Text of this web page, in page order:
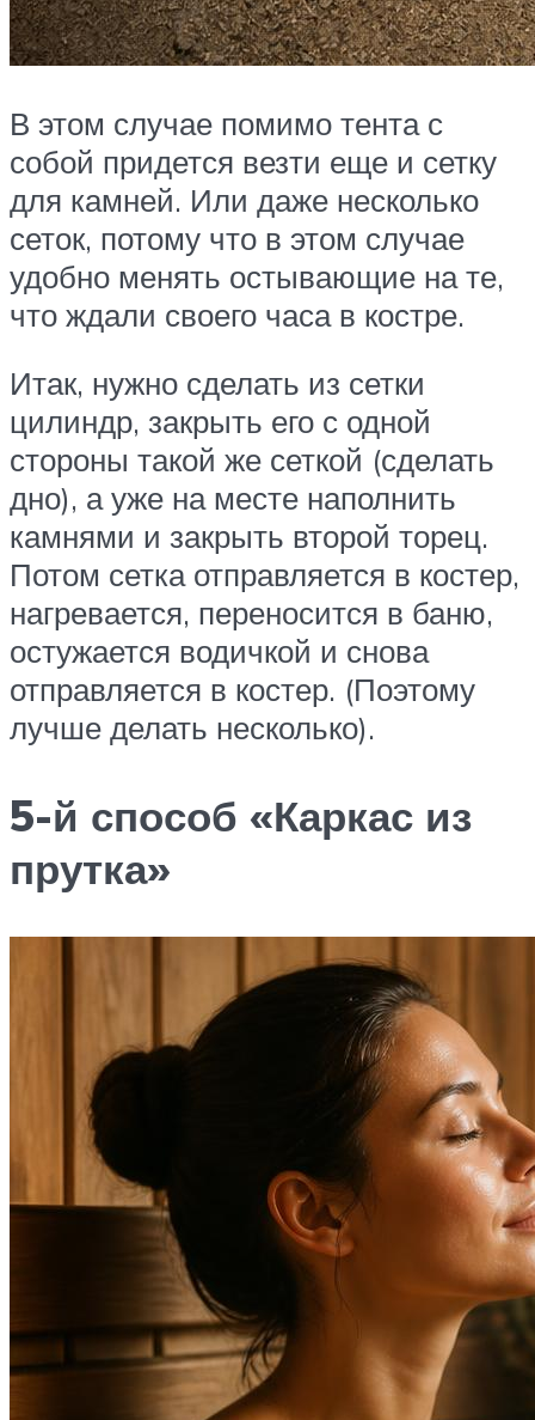
В этом случае помимо тента с
собой придется везти еще и сетку
для камней. Или даже несколько
сеток, потому что в этом случае
удобно менять остывающие на те,
что ждали своего часа в костре.
Итак, нужно сделать из сетки
цилиндр, закрыть его с одной
стороны такой же сеткой (сделать
дно), а уже на месте наполнить
камнями и закрыть второй торец.
Потом сетка отправляется в костер,
нагревается, переносится в баню,
остужается водичкой и снова
отправляется в костер. (Поэтому
лучше делать несколько).
5-й способ «Каркас из
прутка»